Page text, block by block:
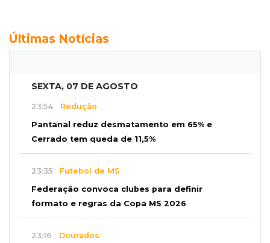
Últimas Notícias
SEXTA, 07 DE AGOSTO
23:54 Redução
Pantanal reduz desmatamento em 65% e
Cerrado tem queda de 11,5%
23:35 Futebol de MS
Federação convoca clubes para definir
formato e regras da Copa MS 2026
23:16 Dourados